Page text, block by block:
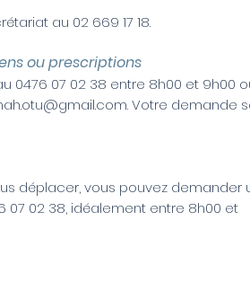
au 02 669 17 18.
ou prescriptions
0476 07 02 38 entre 8h00 et 9h00
. Votre demande
déplacer, vous pouvez demander
02 38, idéalement entre 8h00 et